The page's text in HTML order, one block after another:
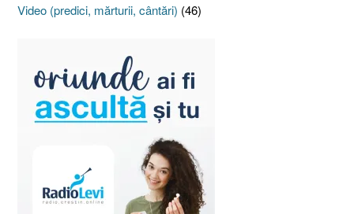
Video (predici, mărturii, cântări) (46)